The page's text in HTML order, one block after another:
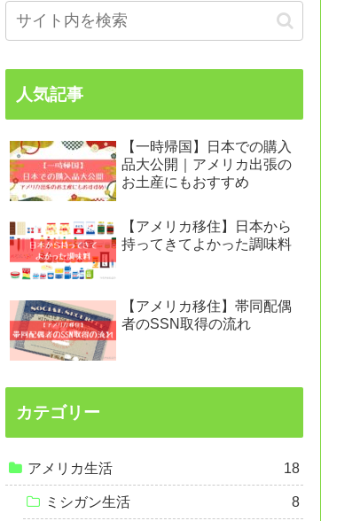
人気記事
【一時帰国】日本での購入
品大公開｜アメリカ出張の
お土産にもおすすめ
【アメリカ移住】日本から
持ってきてよかった調味料
【アメリカ移住】帯同配偶
者のSSN取得の流れ
カテゴリー
アメリカ生活 18
ミシガン生活 8